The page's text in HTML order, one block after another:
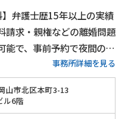
】弁護士歴15年以上の実績
請求・親権などの離婚問題
能で、事前予約で夜間のご
ない離婚問題は弁護士にお
事務所詳細を見る
山市北区本町3-13
ル6階